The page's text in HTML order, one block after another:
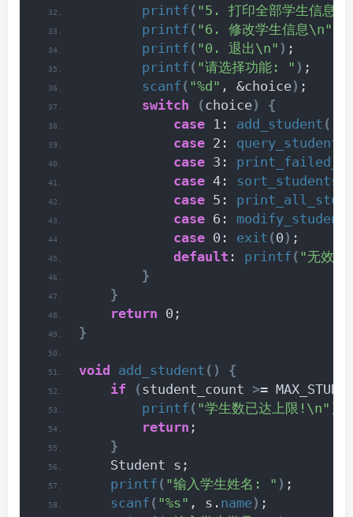
printf ( "5. 打印全部学生信息
printf ( "6. 修改学生信息\n"
printf ( "0. 退出\n" ) ;
printf ( "请选择功能: " ) ;
scanf ( "%d" , &choice) ;
switch
(choice)
{
case 1: add_student ()
case 2: query_student
case 3:
case 4: sort_students
case 5:
case 6: modify_student
case 0: exit (0 ) ;
default : printf ( "无效
}
}
return 0;
}
void add_student ()
{
if
(student_count >=
printf ( "学生数已达上限!\n" )
return ;
}
    Student s;
printf ( "输入学生姓名: " ) ;
scanf ( "%s" , s. name) ;